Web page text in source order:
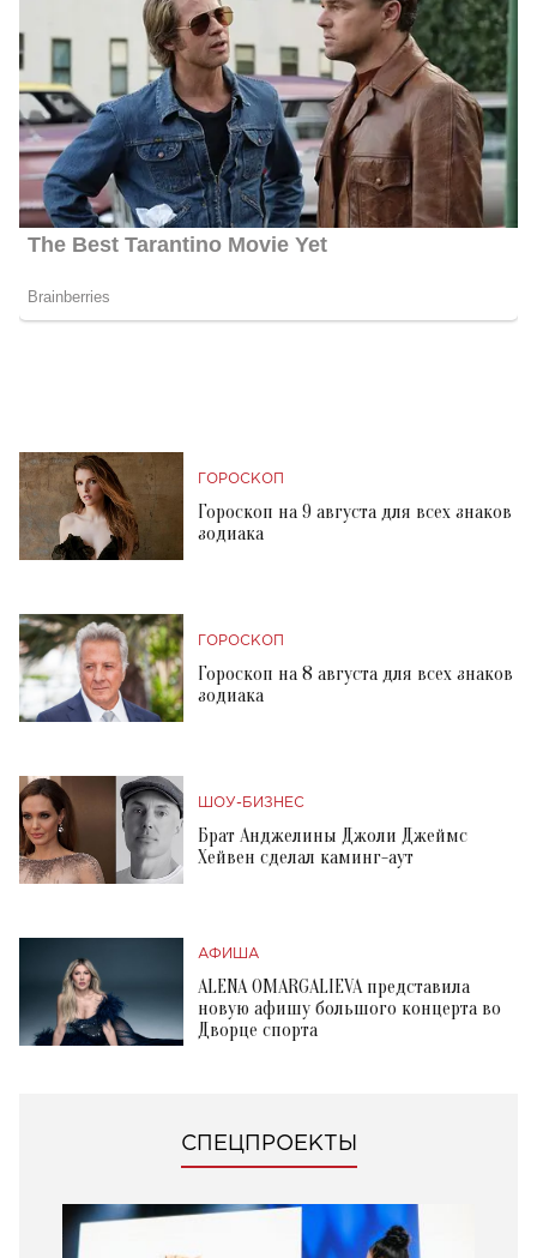
ГОРОСКОП
Гороскоп на 9 августа для всех знаков
зодиака
ГОРОСКОП
Гороскоп на 8 августа для всех знаков
зодиака
ШОУ-БИЗНЕС
Брат Анджелины Джоли Джеймс
Хейвен сделал каминг-аут
АФИША
ALENA OMARGALIEVA представила
новую афишу большого концерта во
Дворце спорта
СПЕЦПРОЕКТЫ